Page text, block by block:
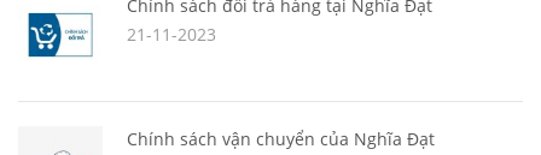
Chính sách đổi trả hàng tại Nghĩa Đạt
21-11-2023
Chính sách vận chuyển của Nghĩa Đạt